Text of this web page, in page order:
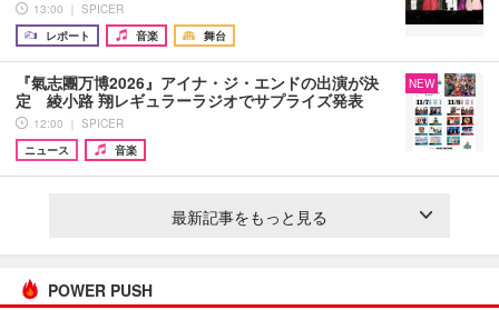
13:00 ｜ SPICER
レポート
音楽 舞台
『氣志團万博2026』アイナ・ジ・エンドの出演が決
定 綾小路 翔レギュラーラジオでサプライズ発表
12:00 ｜ SPICER
ニュース
音楽
NEW
最新記事をもっと見る
POWER PUSH